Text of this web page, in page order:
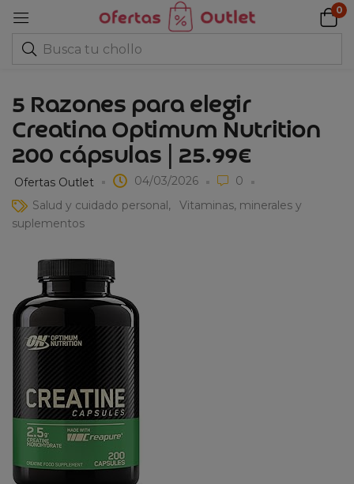
0
5 Razones para elegir
Creatina Optimum Nutrition
200 cápsulas | 25.99€
Ofertas Outlet 04/03/2026
0
Salud y cuidado personal
Vitaminas, minerales y
suplementos